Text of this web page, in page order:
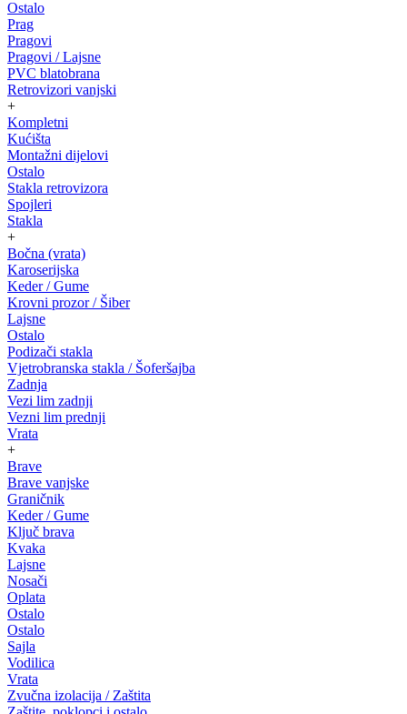
Ostalo
Prag
Pragovi
Pragovi / Lajsne
PVC blatobrana
Retrovizori vanjski
+
Kompletni
Kućišta
Montažni dijelovi
Ostalo
Stakla retrovizora
Spojleri
Stakla
+
Bočna (vrata)
Karoserijska
Keder / Gume
Krovni prozor / Šiber
Lajsne
Ostalo
Podizači stakla
Vjetrobranska stakla / Šoferšajba
Zadnja
Vezi lim zadnji
Vezni lim prednji
Vrata
+
Brave
Brave vanjske
Graničnik
Keder / Gume
Ključ brava
Kvaka
Lajsne
Nosači
Oplata
Ostalo
Ostalo
Sajla
Vodilica
Vrata
Zvučna izolacija / Zaštita